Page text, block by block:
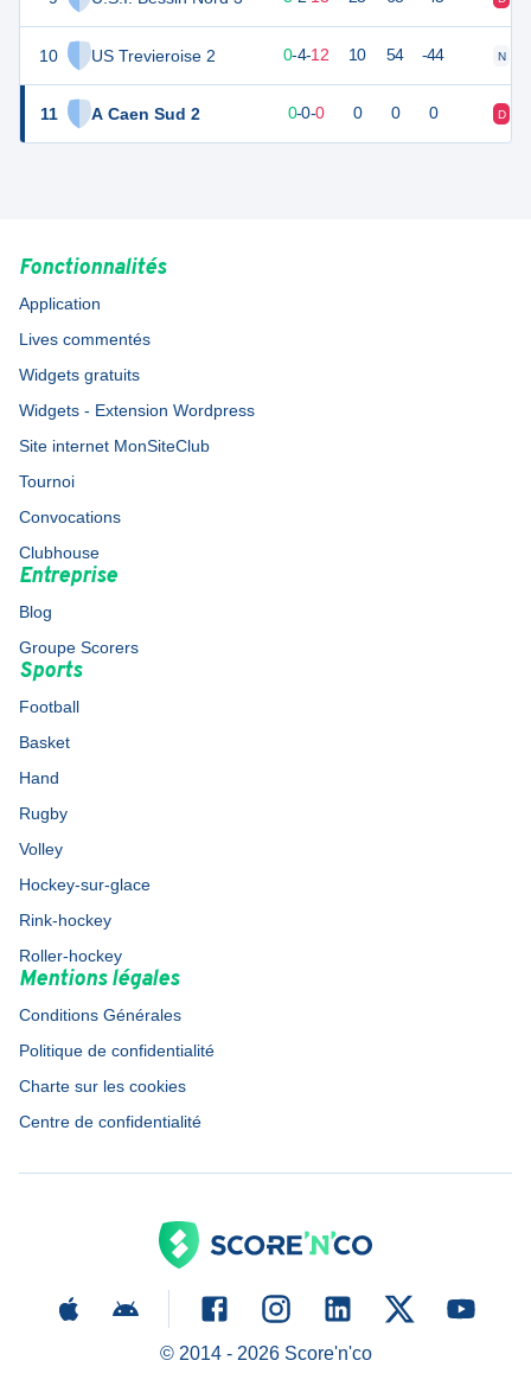
10 US Trevieroise 2
11 A Caen Sud 2
2 0-4-12 10 54 -44 N
0-0-0 0 0 0 D
Fonctionnalités
Application
Lives commentés
Widgets gratuits
Widgets - Extension Wordpress
Site internet MonSiteClub
Tournoi
Convocations
Clubhouse
Entreprise
Blog
Groupe Scorers
Sports
Football
Basket
Hand
Rugby
Volley
Hockey-sur-glace
Rink-hockey
Roller-hockey
Mentions légales
Conditions Générales
Politique de confidentialité
Charte sur les cookies
Centre de confidentialité
© 2014 - 2026Score'n'co